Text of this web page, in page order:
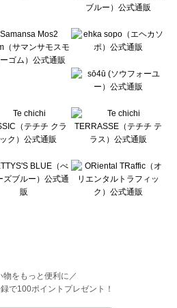
一覧
物をもっと便利に／
で100ポイントプレゼント！